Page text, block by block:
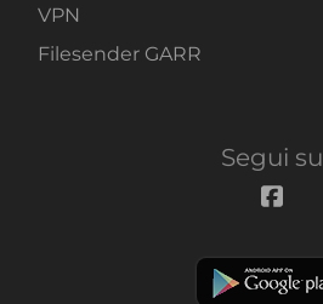
VPN
Filesender GARR
Segui su